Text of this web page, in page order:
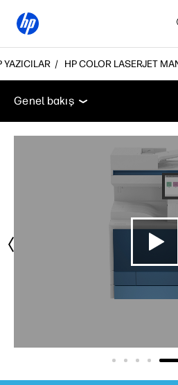
YAZICILAR HP COLOR LASERJET
Genel bakış Teknik özellikler
Genel bakış
Genel bakış